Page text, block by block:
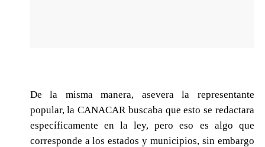
De la misma manera, asevera la representante
popular, la CANACAR buscaba que esto se redactara
específicamente en la ley, pero eso es algo que
corresponde a los estados y municipios, sin embargo